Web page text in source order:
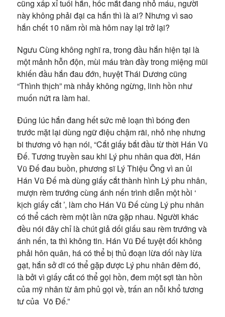
cũng xấp xỉ tuổi hắn, hốc mắt đang nhỏ máu, người
này không phải đại ca hắn thì là ai? Nhưng vì sao
hắn chết 10 năm rồi mà hôm nay lại trở lại?
Ngưu Cùng không nghĩ ra, trong đầu hắn hiện tại là
một mảnh hỗn độn, mùi máu tràn đầy trong miệng mũi
khiến đầu hắn đau đớn, huyệt Thái Dương cũng
“Thình thịch” mà nhảy không ngừng, linh hồn như
muốn nứt ra làm hai.
Đúng lúc hắn đang hết sức mê loạn thì bóng đen
trước mặt lại dùng ngữ điệu chậm rãi, nhỏ nhẹ nhưng
bi thương vô hạn nói, “Cắt giấy bắt đầu từ thời Hán Vũ
Đế. Tương truyền sau khi Lý phu nhân qua đời, Hán
Vũ Đế đau buồn, phương sĩ Lý Thiệu Ông vì an ủi
Hán Vũ Đế mà dùng giấy cắt thành hình Lý phu nhân,
mượn rèm trướng cùng ánh nến trình diễn một hồi ‘
kịch giấy cắt ’, làm cho Hán Vũ Đế cùng Lý phu nhân
có thể cách rèm một lần nữa gặp nhau. Người khác
đều nói đây chỉ là chút giả dối giấu sau rèm trướng và
ánh nến, ta thì không tin. Hán Vũ Đế tuyệt đối không
phải hôn quân, há có thể bị thủ đoạn lừa dối này lừa
gạt, hắn sở dĩ có thể gặp được Lý phu nhân đêm đó,
là bởi vì giấy cắt có thể gọi hồn, đem một sợi tàn hồn
của mỹ nhân từ âm phủ gọi về, trấn an nỗi khổ tương
tư của Võ Đế.”